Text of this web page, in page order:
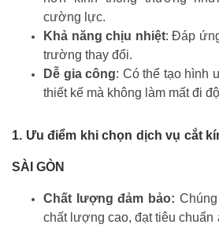
cường lực.
Khả năng chịu nhiệt: Đáp
trường thay đổi.
Dễ gia công: Có thể tạo hình
thiết kế mà không làm mất đi
1. Ưu điểm khi chọn dịch vụ cắt
SÀI GÒN
Chất lượng đảm bảo:
chất lượng cao, đạt tiêu chuẩn